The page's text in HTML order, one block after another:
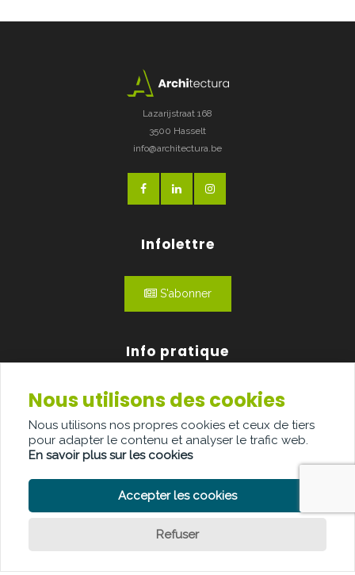
Lazarijstraat 168
3500 Hasselt
info@architectura.be
Infolettre
S'abonner
Info pratique
Qui sommes-nous?
Publicité
Contact
POLITIQUE DE CONFIDENTIALITÉ
Nous utilisons des cookies
Nous utilisons nos propres cookies et ceux de tiers
pour adapter le contenu et analyser le trafic web.
En savoir plus sur les cookies
Accepter les cookies
Refuser